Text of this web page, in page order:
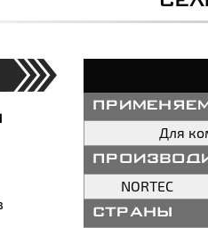
Для
NORTEC
страны